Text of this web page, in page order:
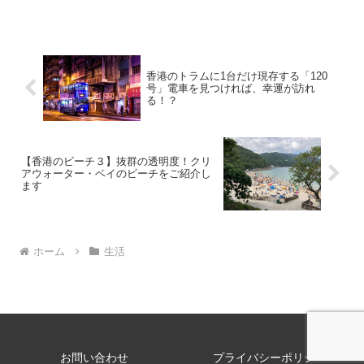
香港のトラムに1台だけ現存する「120
号」電車を見つければ、幸運が訪れ
る！？
【香港のビーチ３】抜群の透明度！クリ
アウォーター・ベイのビーチをご紹介し
ます
ホーム 生活
お問い合わせ プライバシーポリシー